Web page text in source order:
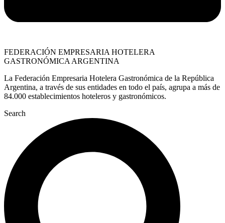
FEDERACIÓN EMPRESARIA HOTELERA
GASTRONÓMICA ARGENTINA
La Federación Empresaria Hotelera Gastronómica de la República
Argentina, a través de sus entidades en todo el país, agrupa a más de
84.000 establecimientos hoteleros y gastronómicos.
Search